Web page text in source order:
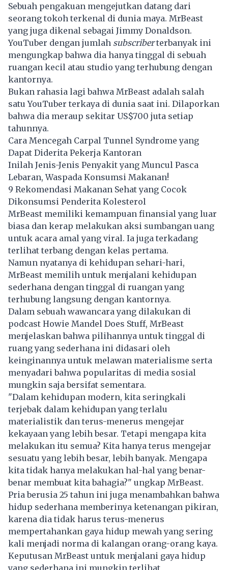
Sebuah pengakuan mengejutkan datang dari
seorang tokoh terkenal di dunia maya. MrBeast
yang juga dikenal sebagai Jimmy Donaldson.
YouTuber dengan jumlah subscriberterbanyak ini
mengungkap bahwa dia hanya tinggal di sebuah
ruangan kecil atau studio yang terhubung dengan
kantornya.
Bukan rahasia lagi bahwa MrBeast adalah salah
satuYouTuber terkaya di dunia saat ini. Dilaporkan
bahwa dia meraup sekitar US$700 juta setiap
tahunnya.
Cara Mencegah Carpal Tunnel Syndrome yang
Dapat Diderita Pekerja Kantoran
Inilah Jenis-Jenis Penyakit yang Muncul Pasca
Lebaran, Waspada Konsumsi Makanan!
9 Rekomendasi Makanan Sehat yang Cocok
Dikonsumsi Penderita Kolesterol
MrBeast memiliki kemampuan finansial yang luar
biasa dan kerap melakukan aksi sumbangan uang
untuk acara amal yang viral. Ia juga terkadang
terlihat terbang dengan kelas pertama.
Namun nyatanya di kehidupan sehari-hari,
MrBeast memilih untuk menjalani kehidupan
sederhana dengan tinggal di ruangan yang
terhubung langsung dengan kantornya.
Dalam sebuah wawancara yang dilakukan di
podcast Howie Mandel Does Stuff, MrBeast
menjelaskan bahwa pilihannya untuk tinggal di
ruang yang sederhana ini didasari oleh
keinginannya untuk melawan materialisme serta
menyadari bahwa popularitas di media sosial
mungkin saja bersifat sementara.
"Dalam kehidupan modern, kita seringkali
terjebak dalam kehidupan yang terlalu
materialistik dan terus-menerus mengejar
kekayaan yang lebih besar. Tetapi mengapa kita
melakukan itu semua? Kita hanya terus mengejar
sesuatu yang lebih besar, lebih banyak. Mengapa
kita tidak hanya melakukan hal-hal yang benar-
benar membuat kita bahagia?" ungkap MrBeast.
Pria berusia 25 tahun ini juga menambahkan bahwa
hidup sederhana memberinya ketenangan pikiran,
karena dia tidak harus terus-menerus
mempertahankan gaya hidup mewah yang sering
kali menjadi norma di kalangan orang-orang kaya.
Keputusan MrBeast untuk menjalani gaya hidup
yang sederhana ini mungkin terlihat